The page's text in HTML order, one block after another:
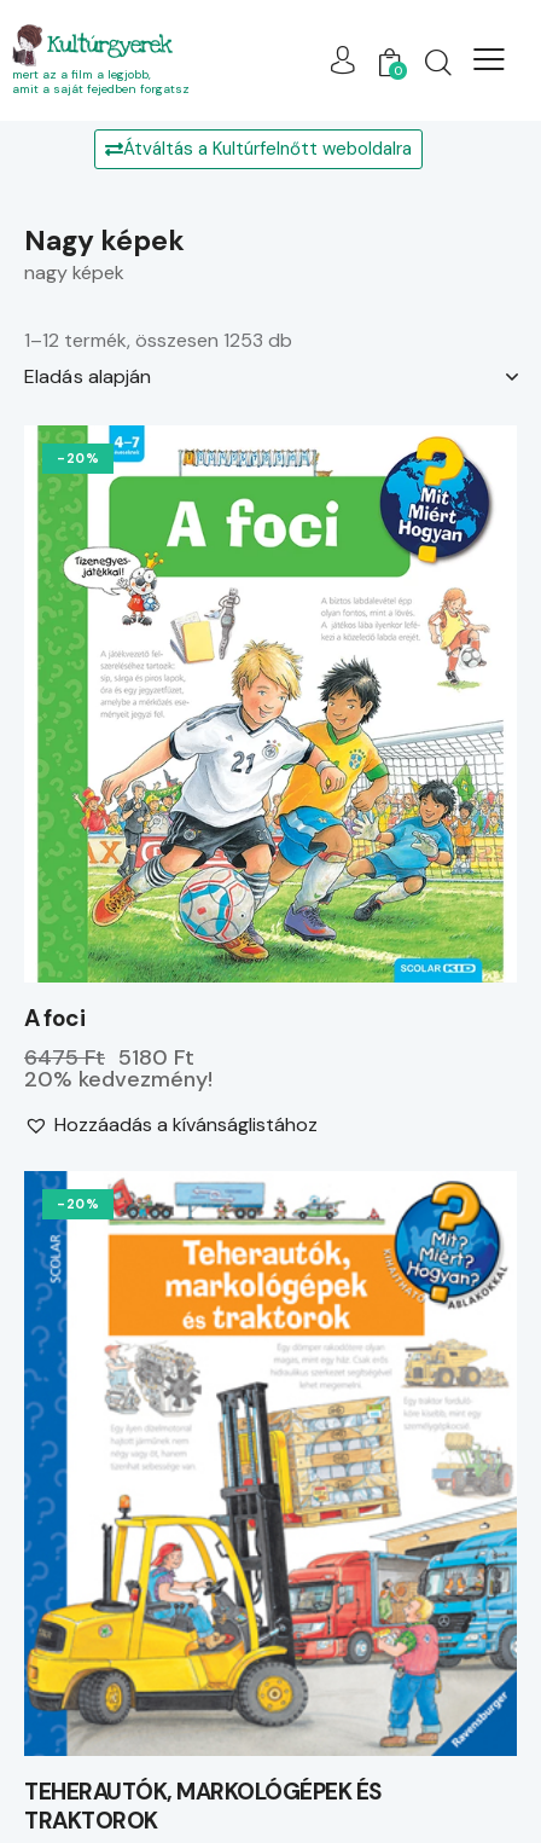
Kultúrgyerek
mert az a film a legjobb,
amit a saját fejedben forgatsz
0
Átváltás a Kultúrfelnőtt weboldalra
nagy képek
nagy képek
1–12 termék, összesen 1253 db
-20%
A foci
6475 Ft 5180 Ft
20% kedvezmény!
Hozzáadás a kívánságlistához
-20%
TEHERAUTÓK, MARKOLÓGÉPEK ÉS
TRAKTOROK